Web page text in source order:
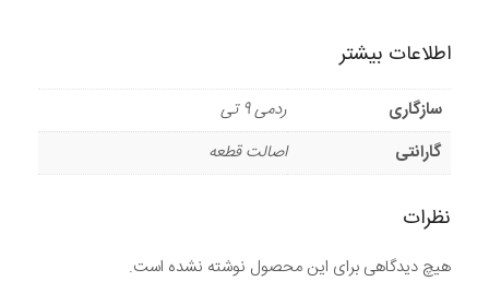
اطلاعات بیشتر
سازگاری
ردمی 9 تی
گارانتی
اصالت قطعه
نظرات
هیچ دیدگاهی برای این محصول نوشته نشده است.